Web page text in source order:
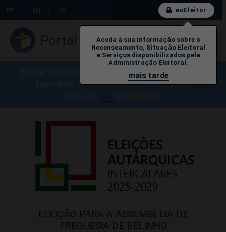
PT EN FR euEleitor
Aceda à sua informação sobre o
Recenseamento, Situação Eleitoral
e Serviços disponibilizados pela
Administração Eleitoral.
mais tarde
Portal do Eleitor
Eleição Intercalar para a A.F. de Belinho, Município de
Esposende, no dia 13 de setembro de 2026.
ELEIÇÃO PARA A ASSEMBLEIA DE
FREGUESIA DE BELINHO